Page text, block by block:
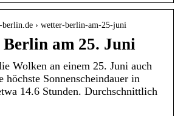
› wetter-berlin-am-25-juni
am 25. Juni
Wolken an einem 25. Juni auch
höchste Sonnenscheindauer in
14.6 Stunden. Durchschnittlich